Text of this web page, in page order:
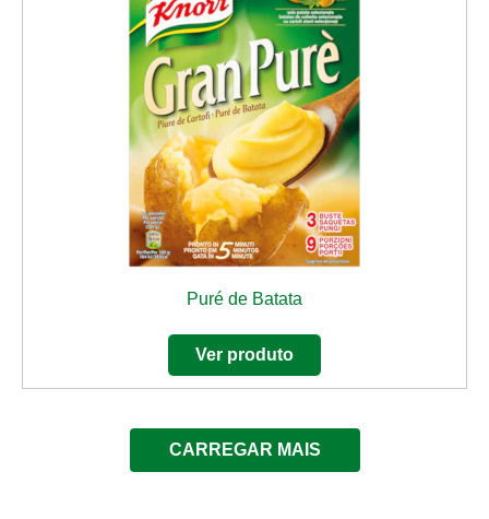
Puré de Batata
Ver produto
CARREGAR MAIS